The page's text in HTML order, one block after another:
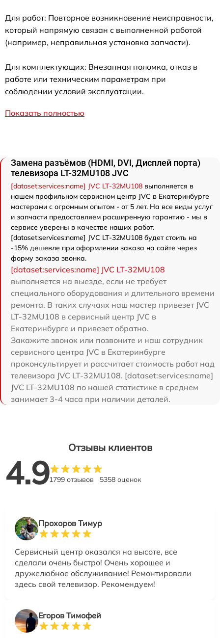
Для работ: Повторное возникновение неисправности,
который напрямую связан с выполненной работой
(например, неправильная установка запчасти).
Для комплектующих: Внезапная поломка, отказ в
работе или техническим параметрам при
соблюдении условий эксплуатации.
Показать полностью
Замена разъёмов (HDMI, DVI, Дисплей порта)
телевизора LT-32MU108 JVC
[dataset:services:name] JVC LT-32MU108 выполняется в
нашем профильном сервисном центр JVC в Екатеринбурге
мастерами с огромным опытом - от 5 лет. На все виды услуг
и запчасти предоставляем расширенную гарантию - мы в
сервисе уверены в качестве наших работ.
[dataset:services:name] JVC LT-32MU108 будет стоить на
-15% дешевле при оформлении заказа на сайте через
форму заказа звонка.
[dataset:services:name] JVC LT-32MU108
выполняется на выезде, если не требует
специального оборудования и длительного времени
ремонта. В таких случаях наш мастер привезет JVC
LT-32MU108 в сервисный центр JVC в
Екатеринбурге и привезет обратно.
Закажите звонок или позвоните и наш сотрудник
сервисного центра JVC в Екатеринбурге
проконсультирует и рассчитает стоимость работ над
телевизора JVC LT-32MU108. [dataset:services:name]
JVC LT-32MU108 по нашей статистике в среднем
занимает 3-4 часа при наличии деталей.
Отзывы клиентов
4.91799 отзывов 5358 оценок
Прохоров Тимур
Сервисный центр оказался на высоте, все
сделали очень быстро! Очень хорошее и
дружелюбное обслуживание! Ремонтировали
здесь свой телевизор. Рекомендуем!
Егоров Тимофей